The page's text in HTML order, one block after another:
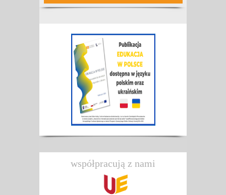
współpracują z nami